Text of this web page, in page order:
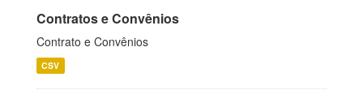
Contratos e Convênios
Contrato e Convênios
CSV